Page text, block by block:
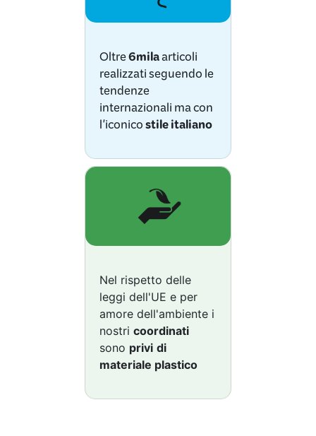
Oltre6milaarticoli
realizzati seguendo le
tendenze
internazionali ma con
l'iconicostileitaliano
Nel rispetto delle
leggi dell'UE e per
amore dell'ambiente i
nostri coordinati
sono privi di
materiale plastico